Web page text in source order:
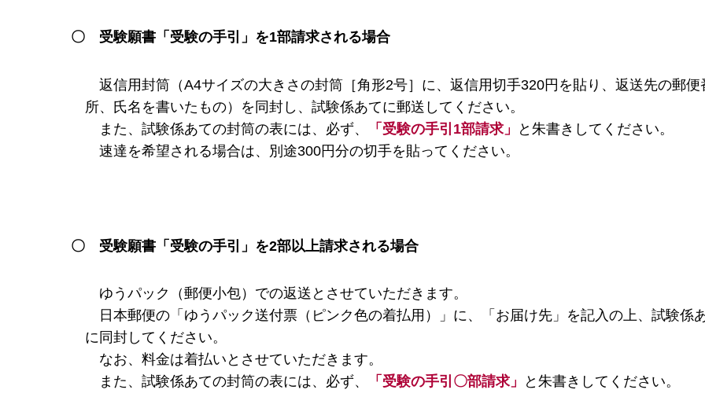
〇 受験願書「受験の手引」を1部請求される場合
返信用封筒（A4サイズの大きさの封筒［角形2号］に、返信用切手320円を貼り、返送先の郵便
所、氏名を書いたもの）を同封し、試験係あてに郵送してください。
ま た、試験係あての封筒の表には、必ず、 「受験の手引1部請求」
と朱書きしてください。
速達を希望される場合は、別途300円分の切手を貼ってください。
〇 受験願書「受験の手引」を2部以上請求される場合
ゆ うパック（郵便小包）での返送とさせていただきます。
日本郵便の「ゆうパック送付票（ピンク色の着払用）」に、「お届け先」を記入の上、試験係
に同封してください。
なお、料金は着払いとさせていただきます。
ま た、試験係あての封筒の表には、必ず、 「受験の手引〇部請求」 と朱書きしてください。